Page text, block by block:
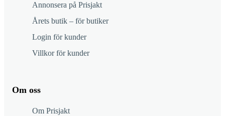
Annonsera på Prisjakt
Årets butik – för butiker
Login för kunder
Villkor för kunder
Om oss
Om Prisjakt